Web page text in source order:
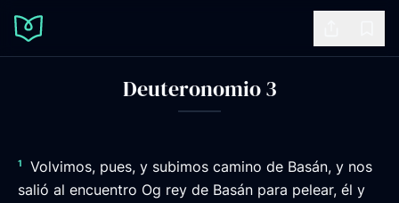
Deuteronomio 3
1
Volvimos, pues, y subimos camino de Basán, y nos
salió al encuentro Og rey de Basán para pelear, él y